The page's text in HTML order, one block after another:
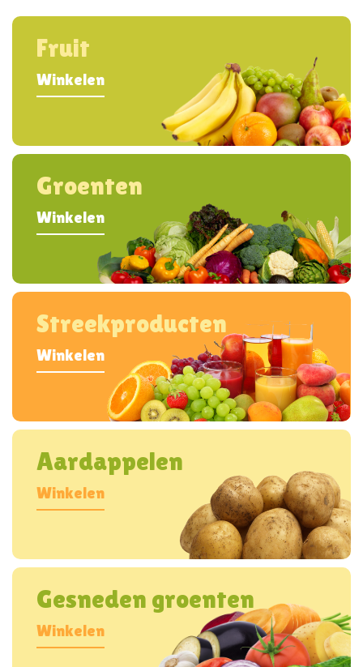
Fruit
Winkelen
Groenten
Winkelen
Streekproducten
Winkelen
Aardappelen
Winkelen
Gesneden groenten
Winkelen